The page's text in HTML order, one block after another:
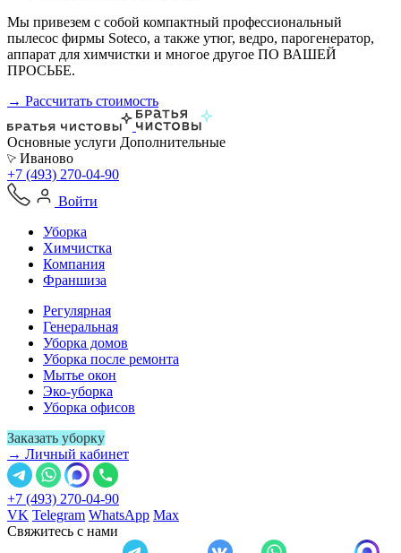
Мы привезем с собой компактный профессиональный
пылесос фирмы Soteco, а также утюг, ведро, парогенератор,
аппарат для химчистки и многое другое ПО ВАШЕЙ
ПРОСЬБЕ.
→ Рассчитать стоимость
Основные услуги Дополнительные
Иваново
+7 (493) 270-04-90
Войти
Уборка
Химчистка
Компания
Франшиза
Регулярная
Генеральная
Уборка домов
Уборка после ремонта
Мытье окон
Эко-уборка
Уборка офисов
Заказать уборку
→ Личный кабинет
+7 (493) 270-04-90
VK Telegram WhatsApp Max
Свяжитесь с нами